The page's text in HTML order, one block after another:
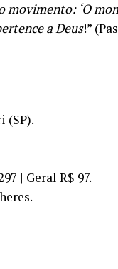
‘O
a Deus!”
(SP).
| Geral R$ 97.